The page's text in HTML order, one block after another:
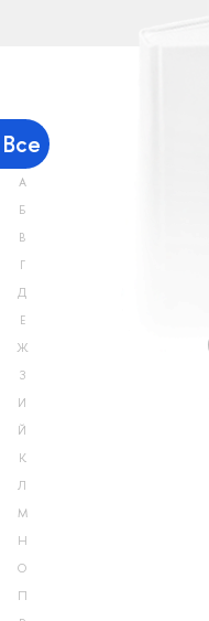
Все
А
Б
В
Г
Д
Е
Ж
З
И
Й
К
Л
М
Н
О
П